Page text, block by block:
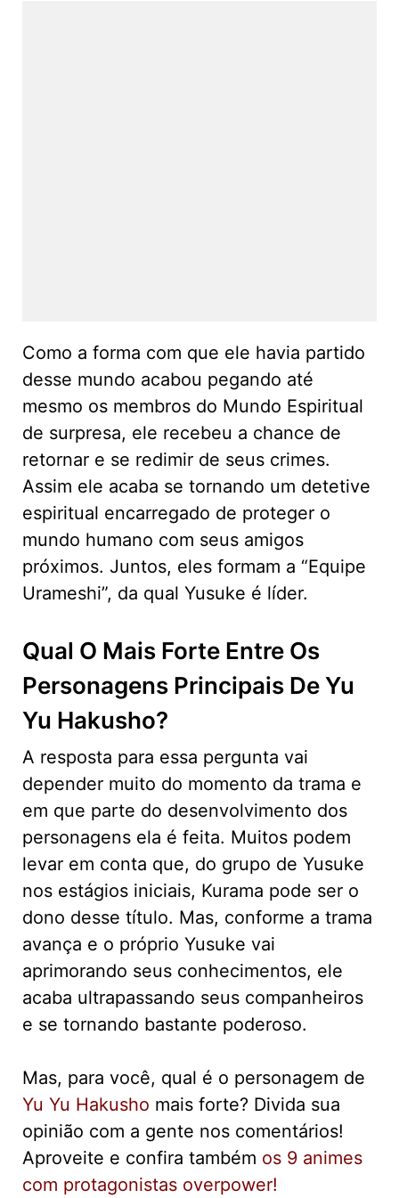
Como a forma com que ele havia partido
desse mundo acabou pegando até
mesmo os membros do Mundo Espiritual
de surpresa, ele recebeu a chance de
retornar e se redimir de seus crimes.
Assim ele acaba se tornando um detetive
espiritual encarregado de proteger o
mundo humano com seus amigos
próximos. Juntos, eles formam a “Equipe
Urameshi”, da qual Yusuke é líder.
Qual O Mais Forte Entre Os
Personagens Principais De Yu
Yu Hakusho?
A resposta para essa pergunta vai
depender muito do momento da trama e
em que parte do desenvolvimento dos
personagens ela é feita. Muitos podem
levar em conta que, do grupo de Yusuke
nos estágios iniciais, Kurama pode ser o
dono desse título. Mas, conforme a trama
avança e o próprio Yusuke vai
aprimorando seus conhecimentos, ele
acaba ultrapassando seus companheiros
e se tornando bastante poderoso.
Mas, para você, qual é o personagem de
Yu Yu Hakusho mais forte? Divida sua
opinião com a gente nos comentários!
Aproveite e confira também os 9 animes
com protagonistas overpower!